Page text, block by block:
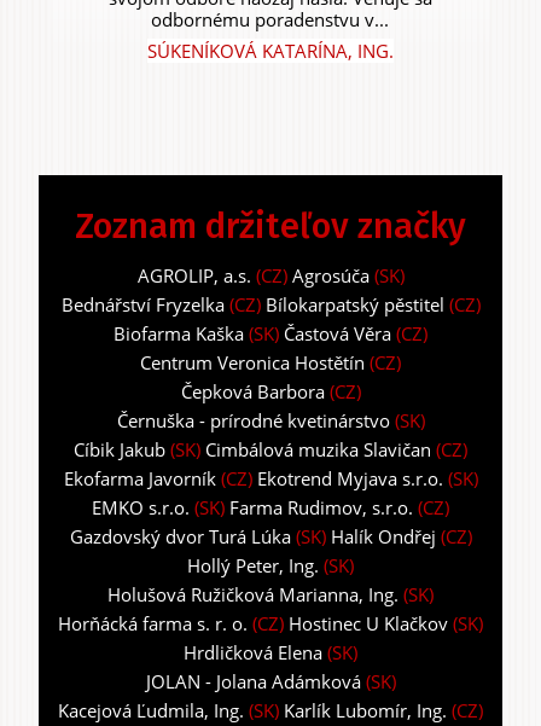
odbornému poradenstvu v...
SÚKENÍKOVÁ KATARÍNA, ING.
Zoznam držiteľov značky
AGROLIP, a.s. (CZ) Agrosúča(SK)
Bednářství Fryzelka(CZ) Bílokarpatský pěstitel (CZ)
Biofarma Kaška (SK) Častová Věra (CZ)
Centrum Veronica Hostětín (CZ)
Čepková Barbora(CZ)
Černuška - prírodné kvetinárstvo(SK)
Cíbik Jakub (SK) Cimbálová muzika Slavičan (CZ)
Ekofarma Javorník(CZ) Ekotrend Myjava s.r.o. (SK)
EMKO s.r.o. (SK) Farma Rudimov, s.r.o. (CZ)
Gazdovský dvor Turá Lúka(SK) Halík Ondřej (CZ)
Hollý Peter, Ing. (SK)
Holušová Ružičková Marianna, Ing. (SK)
Horňácká farma s. r. o. (CZ) Hostinec U Klačkov (SK)
Hrdličková Elena (SK)
JOLAN - Jolana Adámková(SK)
Kacejová Ľudmila, Ing. (SK) Karlík Lubomír, Ing. (CZ)